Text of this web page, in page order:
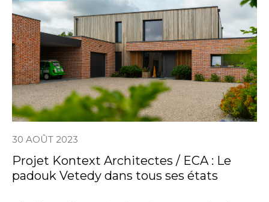
30 AOÛT 2023
Projet Kontext Architectes / ECA : Le
padouk Vetedy dans tous ses états